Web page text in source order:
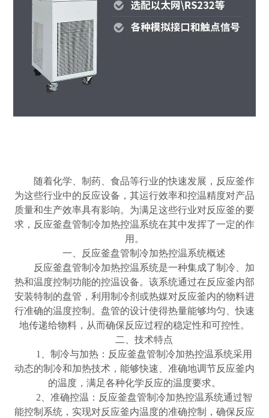
随着化学、制药、食品等行业的快速发展，反应釜作
为这些行业中的反应设备，其运行效率和控温精度对产品
质量和生产效率具有影响。为满足这些行业对反应釜的要
求，反应釜盘管制冷加热控温系统在其中发挥了一定的作
用。
一、反应釜盘管制冷加热控温系统概述
反应釜盘管制冷加热控温系统是一种集成了制冷、加
热和温度控制功能的控温设备。该系统通过在反应釜内部
安装特制的盘管，利用制冷剂或热媒对反应釜内的物料进
行准确的温度控制。盘管的设计使得热量能够均匀、快速
地传递给物料，从而确保反应过程的稳定性和可控性。
二、技术特点
1、制冷与加热：反应釜盘管制冷加热控温系统采用
动态的制冷和加热技术，能够快速、准确地调节反应釜内
的温度，满足各种化学反应的温度要求。
2、准确控温：反应釜盘管制冷加热控温系统通过智
能控制系统，实现对反应釜内温度的准确控制，确保反应